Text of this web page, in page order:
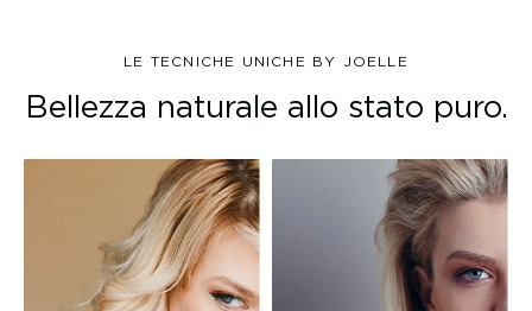
LE TECNICHE UNICHE BY JOELLE
Bellezza naturale allo stato puro.